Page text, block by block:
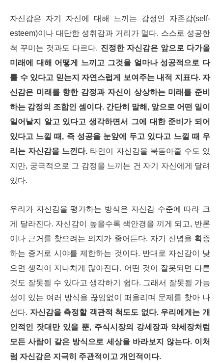
자신감은 자기 자신에 대해 느끼는 감정인 자존감(self-
esteem)이나 대단한 성취감과 거리가 멀다. 스스로 성공한
척 꾸미는 것과도 다르다. 진정한 자신감은 앞으로 다가올
미래에 대해 어떻게 느끼고 그것을 얼마나 성공적으로 다
룰 수 있다고 믿는지 자연스럽게 보여주는 내적 지표다. 자
신감은 미래를 향한 감정과 자신이 상상하는 미래를 준비
하는 감정의 조합인 셈이다. 간단히 말해, 앞으로 어떤 일이
일어날지 알고 있다고 생각하면서 그에 대한 준비가 되어
있다고 느낄 때, 즉 성공을 눈앞에 두고 있다고 느낄 때 우
리는 자신감을 느낀다. 타인이 자신감을 북돋아줄 수도 있
지만, 궁극적으로 그 감정을 느끼는 건 자기 자신에게 달려
있다.
우리가 자신감을 평가하는 방식은 자신감 수준에 따라 크
게 달라진다. 자신감이 높을수록 색안경을 끼게 되고, 반론
이나 근거를 찾으려는 의지가 줄어든다. 자기 신념을 확증
하는 증거로 시야를 제한하는 것이다. 반대로 자신감이 낮
으면 생각이 지나치게 많아진다. 어떤 것이 잘못되면 다른
것도 잘못될 수 있다고 생각하기 쉽다. 그래서 잘못될 가능
성이 있는 여러 방식을 끊임없이 떠올리며 문제를 찾아 나
선다. 자신감을 측정할 객관적 척도도 없다. 우리에게는 개
인적인 잣대만 있을 뿐, 주식시장의 강세장과 약세장처럼
모든 사람이 같은 방식으로 세상을 바라보지 않는다. 이처
럼 자신감은 지극히 주관적이고 개인적이다.